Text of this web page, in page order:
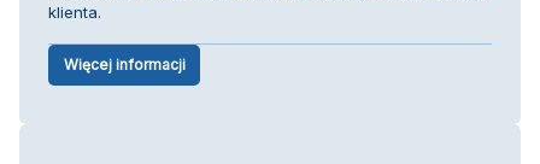
klienta.
Więcej informacji